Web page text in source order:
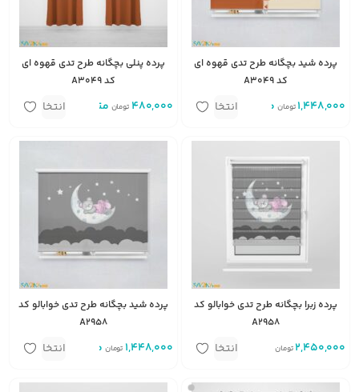
پرده شید بچگانه طرح تدی قهوه ای
کد A3049
1,448,000 تومانمتر مربع انتخاب
پرده پنلی بچگانه طرح تدی قهوه ای
کد A3049
480,000 تومان متر
انتخاب
پرده زبرا بچگانه طرح تدی خوابالو کد
A2958
2,450,000 تومانمتر مربعانتخاب
پرده شید بچگانه طرح تدی خوابالو کد
A2958
1,448,000 تومان متر مربع انتخاب